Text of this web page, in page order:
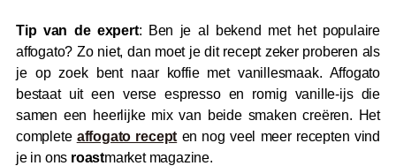
Tip van de expert: Ben je al bekend met het populaire
affogato? Zo niet, dan moet je dit recept zeker proberen als
je op zoek bent naar koffie met vanillesmaak. Affogato
bestaat uit een verse espresso en romig vanille-ijs die
samen een heerlijke mix van beide smaken creëren. Het
complete affogato recept en nog veel meer recepten vind
je in ons roastmarket magazine.